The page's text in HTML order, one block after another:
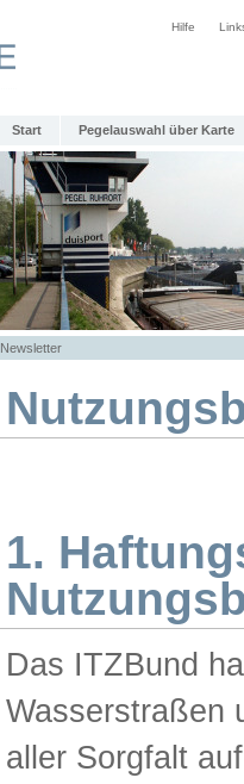
Hilfe
Start Pegelauswahl über Karte
Newsletter
1.
Das ITZBund
Wasserstraßen
aller Sorgfalt